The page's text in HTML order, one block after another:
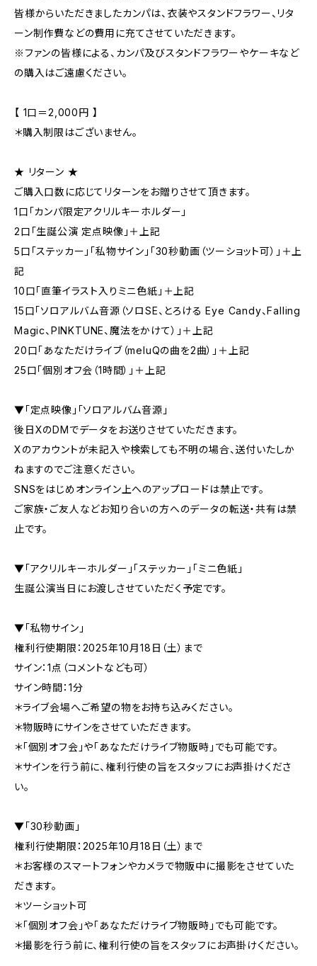
皆様からいただきましたカンパは、衣装やスタンドフラワー、リタ
ーン制作費などの費用に充てさせていただきます。
※ファンの皆様による、カンパ及びスタンドフラワーやケーキなど
の購入はご遠慮ください。
【 1口＝2,000円 】
＊購入制限はございません。
★ リターン ★
ご購入口数に応じてリターンをお贈りさせて頂きます。
1口「カンパ限定アクリルキーホルダー」
2口「生誕公演 定点映像」＋上記
5口「ステッカー」「私物サイン」「30秒動画（ツーショット可）」＋上
記
10口「直筆イラスト入りミニ色紙」＋上記
15口「ソロアルバム音源（ソロSE、とろける Eye Candy、Falling
Magic、PINKTUNE、魔法をかけて）」＋上記
20口「あなただけライブ（meluQの曲を2曲）」＋上記
25口「個別オフ会（1時間）」＋上記
▼「定点映像」「ソロアルバム音源」
後日XのDMでデータをお送りさせていただきます。
Xのアカウントが未記入や検索しても不明の場合、送付いたしか
ねますのでご注意ください。
SNSをはじめオンライン上へのアップロードは禁止です。
ご家族・ご友人などお知り合いの方へのデータの転送・共有は禁
止です。
▼「アクリルキーホルダー」「ステッカー」「ミニ色紙」
生誕公演当日にお渡しさせていただく予定です。
▼「私物サイン」
権利行使期限：2025年10月18日（土）まで
サイン：1点（コメントなども可）
サイン時間：1分
＊ライブ会場へご希望の物をお持ち込みください。
＊物販時にサインをさせていただきます。
＊「個別オフ会」や「あなただけライブ物販時」でも可能です。
＊サインを行う前に、権利行使の旨をスタッフにお声掛けくださ
い。
▼「30秒動画」
権利行使期限：2025年10月18日（土）まで
＊お客様のスマートフォンやカメラで物販中に撮影をさせていた
だきます。
＊ツーショット可
＊「個別オフ会」や「あなただけライブ物販時」でも可能です。
＊撮影を行う前に、権利行使の旨をスタッフにお声掛けください。